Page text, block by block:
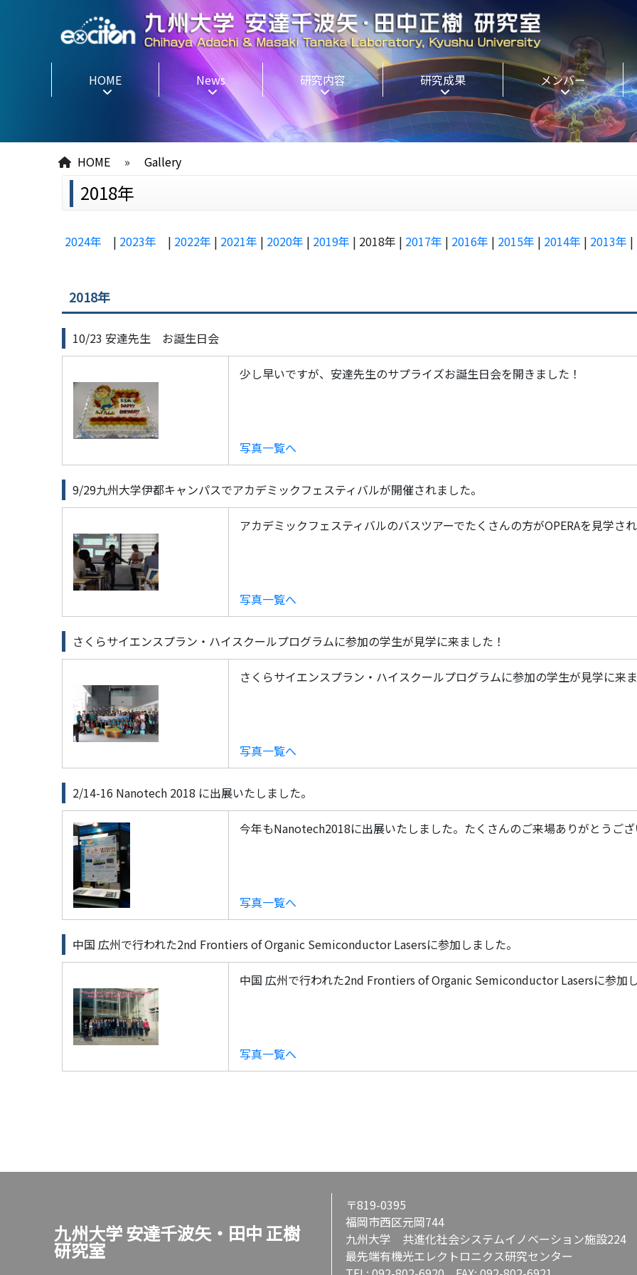
HOME News 研究内容 研究成果 メンバー
HOME » Gallery
2018年
2024年 | 2023年 | 2022年 | 2021年 | 2020年 | 2019年 | 2018年 | 2017年 | 2016年 | 2015年 | 2014年 | 2013年 |
2018年
10/23 安達先生 お誕生日会
少し早いですが、安達先生のサプライズお誕生日会を開きました！
写真一覧へ
9/29九州大学伊都キャンパスでアカデミックフェスティバルが開催されました。
アカデミックフェスティバルのバスツアーでたくさんの方がOPERAを見学され
写真一覧へ
さくらサイエンスプラン・ハイスクールプログラムに参加の学生が見学に来ました！
さくらサイエンスプラン・ハイスクールプログラムに参加の学生が見学に来ま
写真一覧へ
2/14-16 Nanotech 2018 に出展いたしました。
今年もNanotech2018に出展いたしました。たくさんのご来場ありがとうござ
写真一覧へ
中国 広州で行われた2nd Frontiers of Organic Semiconductor Lasersに参加しました。
中国 広州で行われた2nd Frontiers of Organic Semiconductor Lasersに参加し
写真一覧へ
九州大学 安達千波矢・田中 正樹
研究室
〒819-0395
福岡市西区元岡744
九州大学 共進化社会システムイノベーション施設224
最先端有機光エレクトロニクス研究センター